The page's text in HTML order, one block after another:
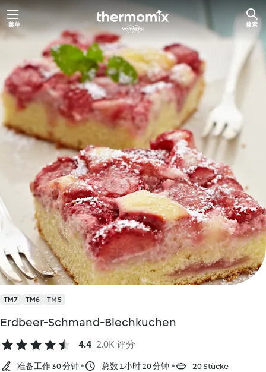
跳
至
菜单 搜索
TM7 TM6 TM5
Erdbeer-Schmand-Blechkuchen
4.4 2.0K 评分
准备工作 30 分钟 总数 1小时 20 分钟 20 Stücke